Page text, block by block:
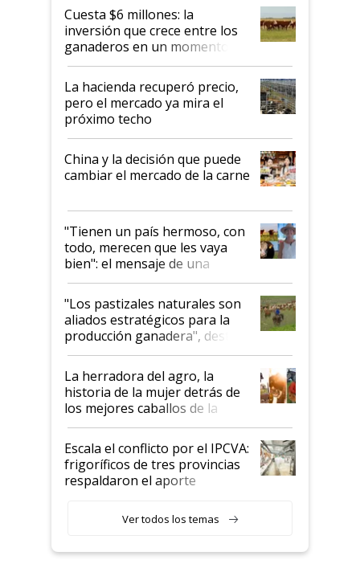
Cuesta $6 millones: la
inversión que crece entre los
ganaderos en un momento
histórico para la actividad
La hacienda recuperó precio,
pero el mercado ya mira el
próximo techo
China y la decisión que puede
cambiar el mercado de la carne
"Tienen un país hermoso, con
todo, merecen que les vaya
bien": el mensaje de una
ganadera uruguaya sobre las
oportunidades que se abren
para el agro en Argentina, con
foco en la carne
"Los pastizales naturales son
aliados estratégicos para la
producción ganadera", destaca
la iniciativa que ya reúne a 46
establecimientos en Argentina
La herradora del agro, la
historia de la mujer detrás de
los mejores caballos de la
Argentina y los mitos que
todavía hacen sufrir a estos
animales: "Mientras me
descalificaban, yo seguí
haciendo currículum"
Escala el conflicto por el IPCVA:
frigoríficos de tres provincias
respaldaron el aporte
Ver todos los temas